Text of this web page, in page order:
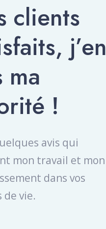
clients
j’en
ma
!
avis qui
mon travail et mon
dans vos
de vie.